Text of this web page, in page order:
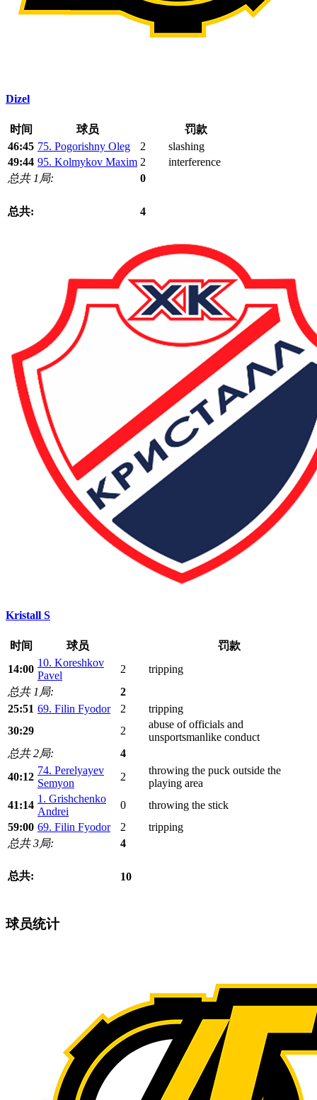
Dizel
时间 球员
罚款
46:45 75. Pogorishny Oleg 2
slashing
49:44 95. Kolmykov Maxim 2
interference
总共 1局:
0
总共: 4
Kristall S
时间 球员
罚款
14:00
10. Koreshkov
Pavel
2
tripping
总共 1局:
2
25:51 69. Filin Fyodor 2
tripping
30:29
2
abuse of officials and
unsportsmanlike conduct
总共 2局:
4
40:12
74. Perelyayev
Semyon
2
throwing the puck outside the
playing area
41:14
1. Grishchenko
Andrei
0
throwing the stick
59:00 69. Filin Fyodor 2
tripping
总共 3局:
4
总共: 10
球员统计